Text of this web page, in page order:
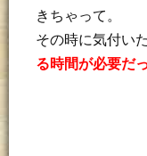
きちゃって。
その時に気付い
る時間が必要だ